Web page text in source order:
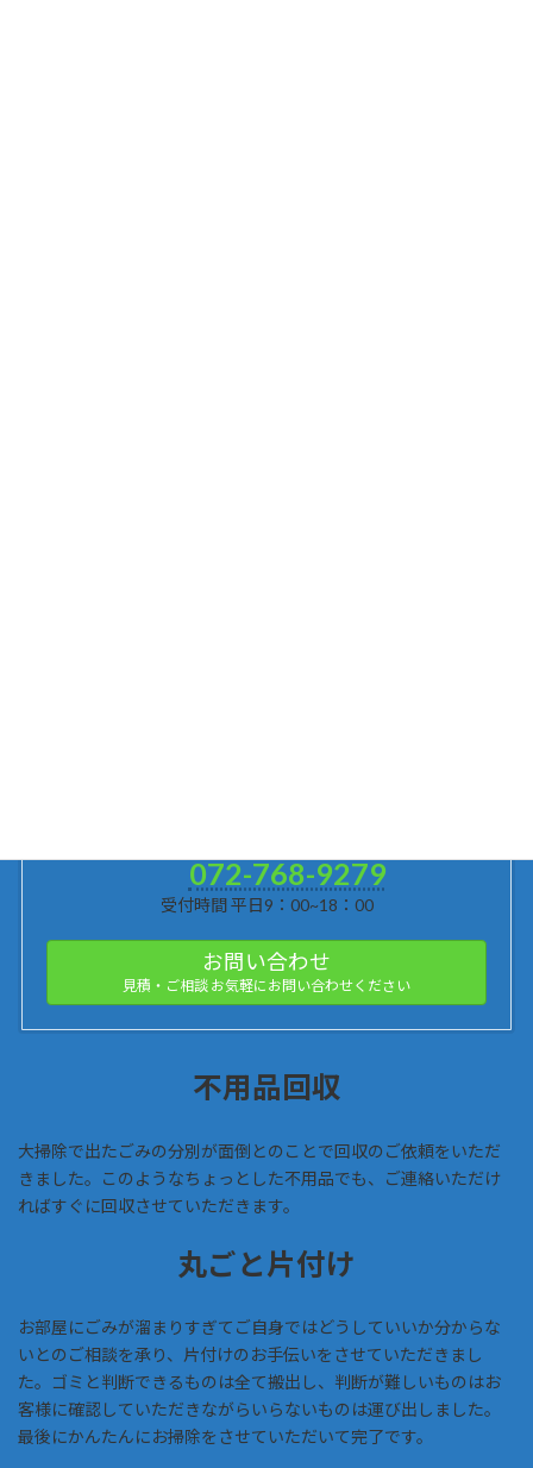
072-768-9279
受付時間 平日9：00~18：00
お問い合わせ
見積・ご相談 お気軽にお問い合わせください
不用品回収
大掃除で出たごみの分別が面倒とのことで回収のご依頼をいただ
きました。このようなちょっとした不用品でも、ご連絡いただけ
ればすぐに回収させていただきます。
丸ごと片付け
お部屋にごみが溜まりすぎてご自身ではどうしていいか分からな
いとのご相談を承り、片付けのお手伝いをさせていただきまし
た。ゴミと判断できるものは全て搬出し、判断が難しいものはお
客様に確認していただきながらいらないものは運び出しました。
最後にかんたんにお掃除をさせていただいて完了です。